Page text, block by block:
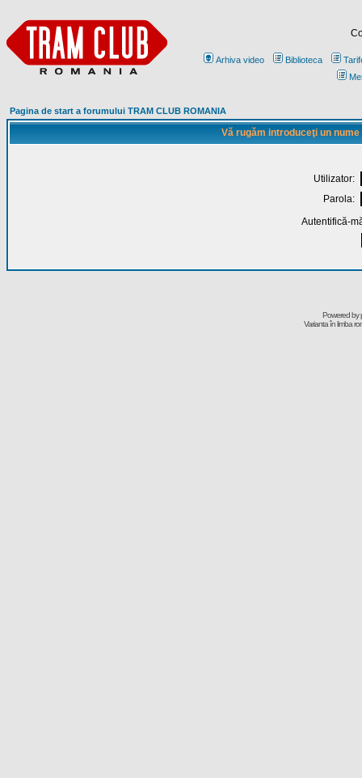
Arhiva video Biblioteca
Pagina de start a forumului TRAM CLUB ROMANIA
Vă rugăm introduceţi un
Utilizator:
Parola:
Autentifică-
Powered by
Varianta în limba